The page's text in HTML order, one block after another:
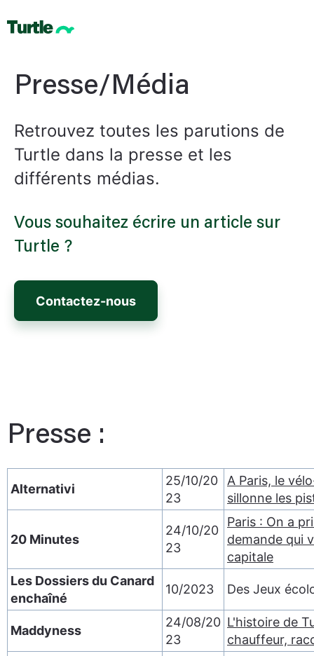
Presse/Média
Retrouvez toutes les parutions de
Turtle dans la presse et les
différents médias.
Vous souhaitez écrire un article sur
Turtle ?
Contactez-nous
Presse :
Alternativi
25/10/20
23
A Paris, le
sillonne les
20 Minutes
24/10/20
23
Paris : On a
demande qui
capitale
Les Dossiers du Canard
enchaîné
10/2023 Des Jeux
Maddyness
24/08/20
23
L'histoire de
chauffeur,